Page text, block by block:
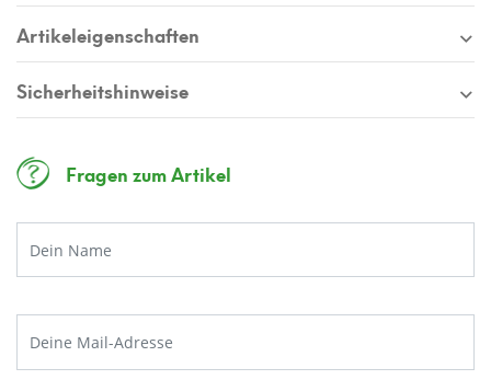
Artikeleigenschaften
Sicherheitshinweise
Fragen zum Artikel